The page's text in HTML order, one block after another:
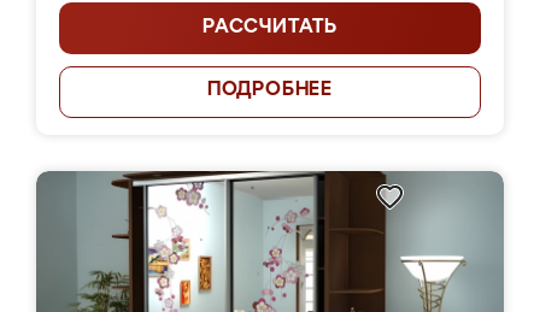
РАССЧИТАТЬ
ПОДРОБНЕЕ